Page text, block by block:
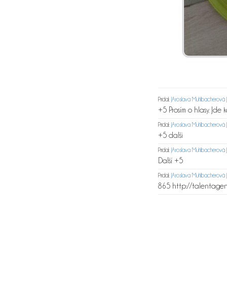
Pridal: JAroslava Muhlbacherová
+5 Prosím o hlasy.
Pridal: JAroslava Muhlbacherová
+5 dalši
Pridal: JAroslava Muhlbacherová
Další +5
Pridal: JAroslava Muhlbacherová
865 http://